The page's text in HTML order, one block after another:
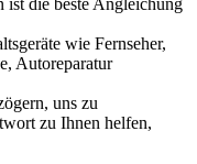
ist die beste Angleichung
wie Fernseher,
Autoreparatur
uns zu
zu Ihnen helfen,